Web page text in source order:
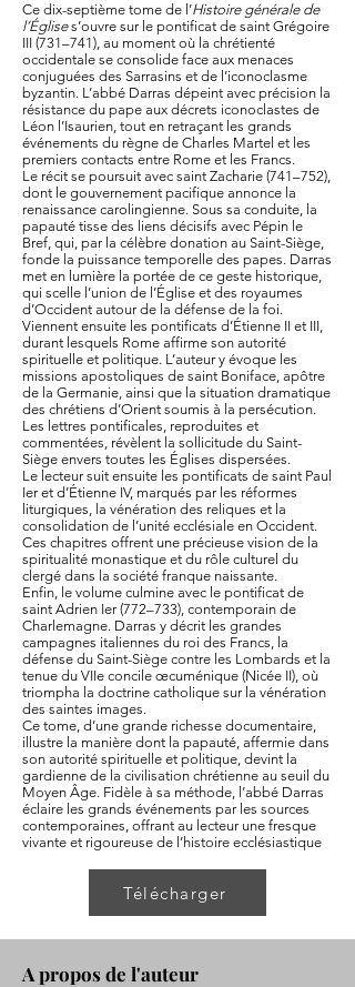
Ce dix-septième tome de l’Histoire générale de
l’Églises’ouvre sur le pontificat de saint Grégoire
III (731–741), au moment où la chrétienté
occidentale se consolide face aux menaces
conjuguées des Sarrasins et de l’iconoclasme
byzantin. L’abbé Darras dépeint avec précision la
résistance du pape aux décrets iconoclastes de
Léon l’Isaurien, tout en retraçant les grands
événements du règne de Charles Martel et les
premiers contacts entre Rome et les Francs.
Le récit se poursuit avec saint Zacharie (741–752),
dont le gouvernement pacifique annonce la
renaissance carolingienne. Sous sa conduite, la
papauté tisse des liens décisifs avec Pépin le
Bref, qui, par la célèbre donation au Saint-Siège,
fonde la puissance temporelle des papes. Darras
met en lumière la portée de ce geste historique,
qui scelle l’union de l’Église et des royaumes
d’Occident autour de la défense de la foi.
Viennent ensuite les pontificats d’Étienne II et III,
durant lesquels Rome affirme son autorité
spirituelle et politique. L’auteur y évoque les
missions apostoliques de saint Boniface, apôtre
de la Germanie, ainsi que la situation dramatique
des chrétiens d’Orient soumis à la persécution.
Les lettres pontificales, reproduites et
commentées, révèlent la sollicitude du Saint-
Siège envers toutes les Églises dispersées.
Le lecteur suit ensuite les pontificats de saint Paul
Ier et d’Étienne IV, marqués par les réformes
liturgiques, la vénération des reliques et la
consolidation de l’unité ecclésiale en Occident.
Ces chapitres offrent une précieuse vision de la
spiritualité monastique et du rôle culturel du
clergé dans la société franque naissante.
Enfin, le volume culmine avec le pontificat de
saint Adrien Ier (772–733), contemporain de
Charlemagne. Darras y décrit les grandes
campagnes italiennes du roi des Francs, la
défense du Saint-Siège contre les Lombards et la
tenue du VIIe concile œcuménique (Nicée II), où
triompha la doctrine catholique sur la vénération
des saintes images.
Ce tome, d’une grande richesse documentaire,
illustre la manière dont la papauté, affermie dans
son autorité spirituelle et politique, devint la
gardienne de la civilisation chrétienne au seuil du
Moyen Âge. Fidèle à sa méthode, l’abbé Darras
éclaire les grands événements par les sources
contemporaines, offrant au lecteur une fresque
vivante et rigoureuse de l’histoire ecclésiastique
Télécharger
A propos de l'auteur